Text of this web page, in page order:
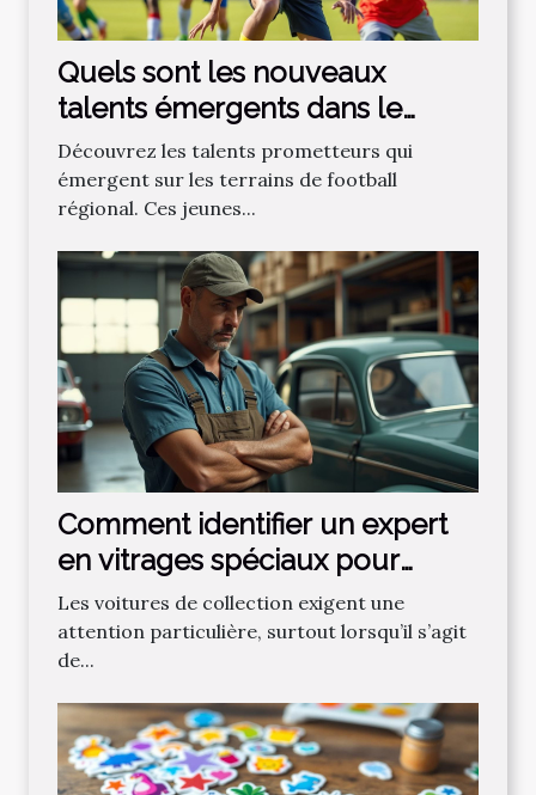
Quels sont les nouveaux
talents émergents dans le
football régional ?
Découvrez les talents prometteurs qui
émergent sur les terrains de football
régional. Ces jeunes...
Comment identifier un expert
en vitrages spéciaux pour
voitures de collection ?
Les voitures de collection exigent une
attention particulière, surtout lorsqu’il s’agit
de...